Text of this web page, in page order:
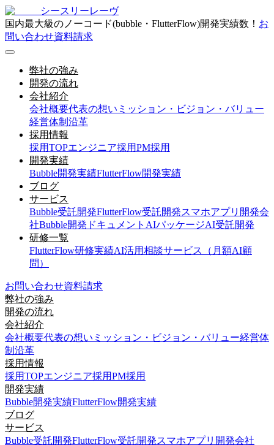
シースリーレーヴ
国内最大級のノーコード(bubble・FlutterFlow)開発実績数！ お
問い合わせ資料請求
弊社の強み
開発の流れ
会社紹介
会社概要代表の想い ミッション・ビジョン・バリュー
経営体制 沿革
採用情報
採用TOPエンジニア採用PM採用
開発実績
Bubble開発実績FlutterFlow開発実績
ブログ
サービス
Bubble受託開発FlutterFlow受託開発スマホアプリ開発会
社Bubble開発ドキュメント AIパッケージAI受託開発
研修一覧
FlutterFlow研修実績AI活用相談サービス（月額AI顧
問）
お問い合わせ資料請求
弊社の強み
開発の流れ
会社紹介
会社概要代表の想い ミッション・ビジョン・バリュー経営体
制 沿革
採用情報
採用TOPエンジニア採用PM採用
開発実績
Bubble開発実績FlutterFlow開発実績
ブログ
サービス
Bubble受託開発FlutterFlow受託開発スマホアプリ開発会社